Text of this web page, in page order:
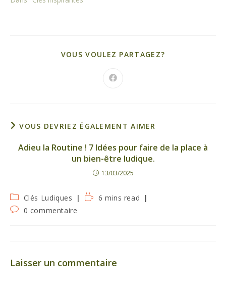
VOUS VOULEZ PARTAGEZ?
Ouvrir
VOUS DEVRIEZ ÉGALEMENT AIMER
Adieu la Routine ! 7 Idées pour faire de la place à
un bien-être ludique.
13/03/2025
Post
category:
Clés Ludiques
Temps6 mins read
Commentaires
0 commentaire
Laisser un commentaire